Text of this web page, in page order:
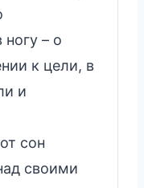
ногу – о
к цели, в
и
сон
своими